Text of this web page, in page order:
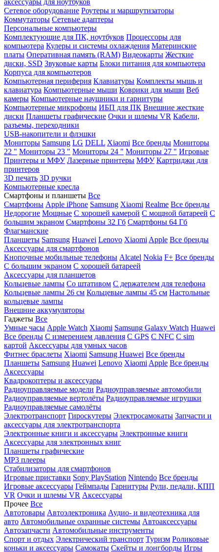
аксессуары для ноутбуков
Сетевое оборудование Роутеры и маршрутизаторы
Коммутаторы Сетевые адаптеры
Персональные компьютеры
Комплектующие для ПК, ноутбуков Процессоры для
компьютера Кулеры и системы охлаждения Материнские
платы Оперативная память (RAM) Видеокарты Жесткие
диски, SSD Звуковые карты Блоки питания для компьютера
Корпуса для компьютеров
Компьютерная периферия Клавиатуры Комплекты мышь и
клавиатура Компьютерные мыши Коврики для мыши Веб
камеры Компьютерные наушники и гарнитуры
Компьютерные микрофоны ИБП для ПК Внешние жесткие
диски Планшеты графические Очки и шлемы VR Кабели,
разъемы, переходники
USB-накопители и флэшки
Мониторы Samsung LG DELL Xiaomi Все бренды Мониторы
22 " Мониторы 23 " Мониторы 24 " Мониторы 27 " Игровые
Принтеры и МФУ Лазерные принтеры МФУ Картриджи для
принтеров
3D печать 3D ручки
Компьютерные кресла
Смартфоны и планшеты Все
Смартфоны Apple iPhone Samsung Xiaomi Realme Все бренды
Недорогие Мощные С хорошей камерой С мощной батареей С
большим экраном Смартфоны 32 Гб Смартфоны 64 Гб
Флагманские
Планшеты Samsung Huawei Lenovo Xiaomi Apple Все бренды
Аксессуары для смартфонов
Кнопочные мобильные телефоны Alcatel Nokia F+ Все бренды
С большим экраном С хорошей батареей
Аксессуары для планшетов
Кольцевые лампы Со штативом C держателем для телефона
Кольцевые лампы 26 см Кольцевые лампы 45 см Настольные
кольцевые лампы
Внешние аккумуляторы
Гаджеты Все
Умные часы Apple Watch Xiaomi Samsung Galaxy Watch Huawei
Все бренды C измерением давления C GPS C NFC C sim
картой Аксессуары для умных часов
Фитнес браслеты Xiaomi Samsung Huawei Все бренды
Планшеты Samsung Huawei Lenovo Xiaomi Apple Все бренды
Аксессуары
Квадрокоптеры и аксессуары
Радиоуправляемые модели Радиоуправляемые автомобили
Радиоуправляемые вертолёты Радиоуправляемые игрушки
Радиоуправляемые самолёты
Электротранспорт Гироскутеры Электросамокаты Запчасти и
аксессуары для электротранспорта
Электронные книги и аксессуары Электронные книги
Аксессуары для электронных книг
Планшеты графические
MP3 плееры
Стабилизаторы для смартфонов
Игровые приставки Sony PlayStation Nintendo Все бренды
Игровые аксессуары Геймпады Гарнитуры Рули, педали, КПП
VR Очки и шлемы VR Аксессуары
Прочее Все
Автотовары Автоэлектроника Аудио- и видеотехника для
авто Автомобильные охранные системы Автоаксессуары
Автозапчасти Автомобильные инструменты
Спорт и отдых Электрический транспорт Туризм Роликовые
коньки и аксессуары Самокаты Скейты и лонгборды Игры